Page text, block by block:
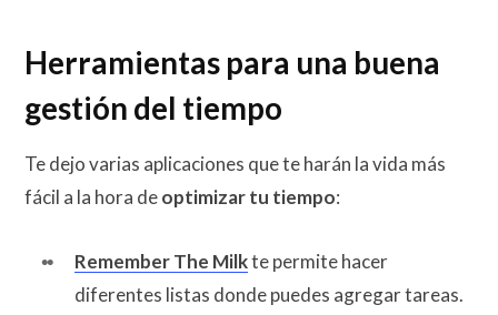
Herramientas para una buena
gestión del tiempo
Te dejo varias aplicaciones que te harán la vida más
fácil a la hora deoptimizar tu tiempo:
Remember The Milkte permite hacer
diferentes listas donde puedes agregar tareas.